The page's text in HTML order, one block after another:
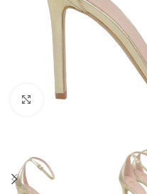
Click to enlarge